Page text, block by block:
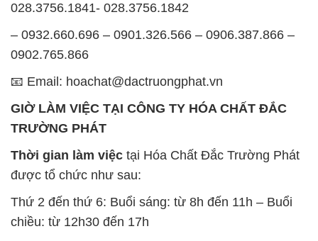
028.3756.1841- 028.3756.1842
– 0932.660.696 – 0901.326.566 – 0906.387.866 –
0902.765.866
📧 Email: hoachat@dactruongphat.vn
GIỜ LÀM VIỆC TẠI CÔNG TY HÓA CHẤT ĐẮC
TRƯỜNG PHÁT
Thời gian làm việc tại Hóa Chất Đắc Trường Phát
được tổ chức như sau:
Thứ 2 đến thứ 6: Buổi sáng: từ 8h đến 11h – Buổi
chiều: từ 12h30 đến 17h